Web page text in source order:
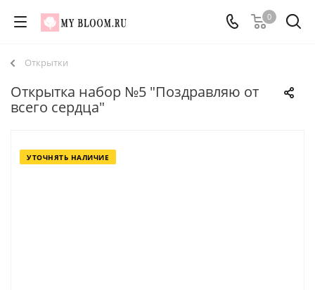
0
Открытки
Открытка набор №5 "Поздравляю от
всего сердца"
УТОЧНЯТЬ НАЛИЧИЕ